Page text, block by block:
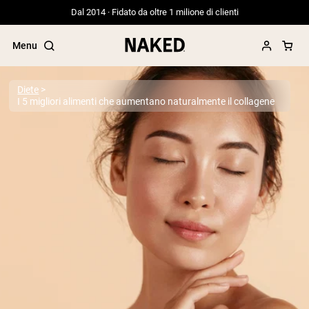
Dal 2014 · Fidato da oltre 1 milione di clienti
Menu
Termini di ricerca popolari
PROTEIN POWDERS Best Seller
Proteina di piselli
Proteine del Siero di Latte da
Allevamento al Pascolo
Diete
I 5 migliori alimenti che aumentano naturalmente il collagene